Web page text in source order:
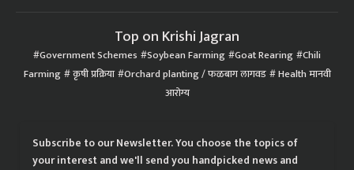
Top on Krishi Jagran
Government Schemes Soybean Farming Goat Rearing Chili
Farming कृषी प्रक्रिया Orchard planting / फळबाग लागवड Health मानवी
आरोग्य
Subscribe to our Newsletter. You choose the topics of
your interest and we'll send you handpicked news and